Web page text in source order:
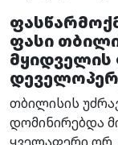
ფასი
თბილისის
დომინირებდა
ყველაფერი ორ